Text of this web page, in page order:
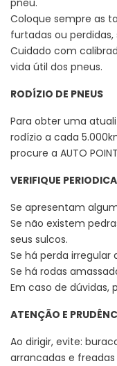
pneu.
Coloque sempre as
furtadas ou
Cuidado com
vida útil dos pneus.
RODÍZIO DE PNEUS
Para obter uma
rodízio a cada
procure a AUTO
VERIFIQUE
Se apresentam
Se não existem
seus sulcos.
Se há perda irregular
Se há rodas
Em caso de dúvidas,
ATENÇÃO E
Ao dirigir, evite:
arrancadas e